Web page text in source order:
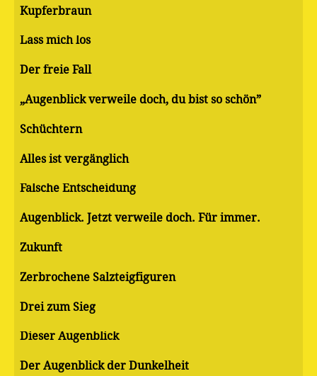
Kupferbraun
Lass mich los
Der freie Fall
„Augenblick verweile doch, du bist so schön”
Schüchtern
Alles ist vergänglich
Falsche Entscheidung
Augenblick. Jetzt verweile doch. Für immer.
Zukunft
Zerbrochene Salzteigfiguren
Drei zum Sieg
Dieser Augenblick
Der Augenblick der Dunkelheit